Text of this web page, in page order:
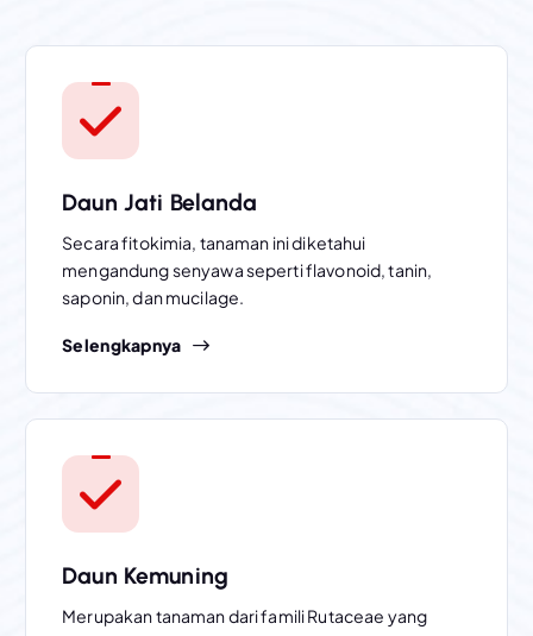
Daun Jati Belanda
Secara fitokimia, tanaman ini diketahui
mengandung senyawa seperti flavonoid, tanin,
saponin, dan mucilage.
Selengkapnya
Daun Kemuning
Merupakan tanaman dari famili Rutaceae yang